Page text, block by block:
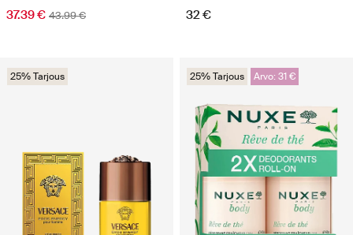
37.39 € 43.99 € 32 €
25% Tarjous 25% Tarjous Arvo: 31 €